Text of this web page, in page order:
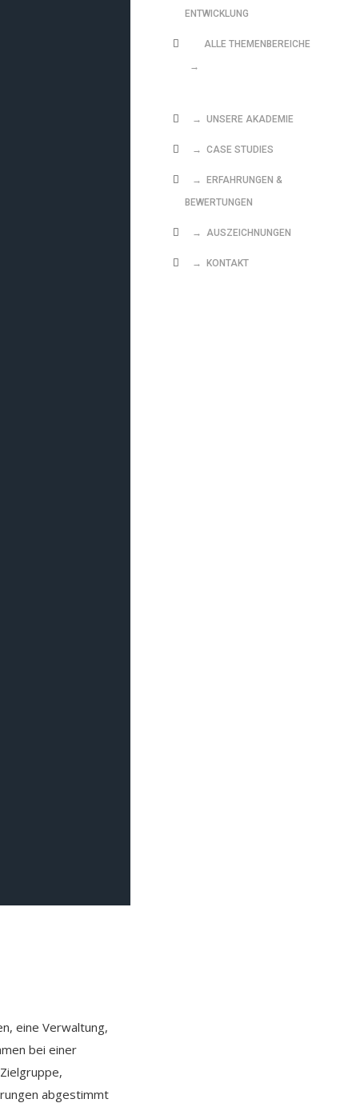
ENTWICKLUNG
ALLE THEMENBEREICHE
→
→ UNSERE AKADEMIE
→ CASE STUDIES
→ ERFAHRUNGEN &
BEWERTUNGEN
→ AUSZEICHNUNGEN
→ KONTAKT
eine Verwaltung,
bei einer
abgestimmt